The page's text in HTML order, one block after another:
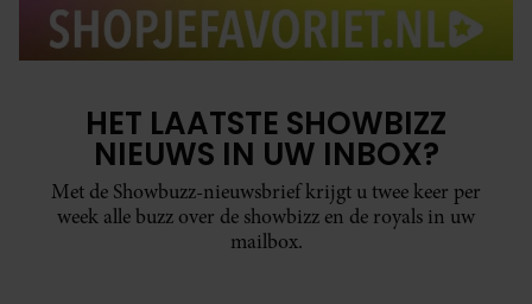
HET LAATSTE SHOWBIZZ
NIEUWS IN UW INBOX?
Met de Showbuzz-nieuwsbrief krijgt u twee keer per
week alle buzz over de showbizz en de royals in uw
mailbox.